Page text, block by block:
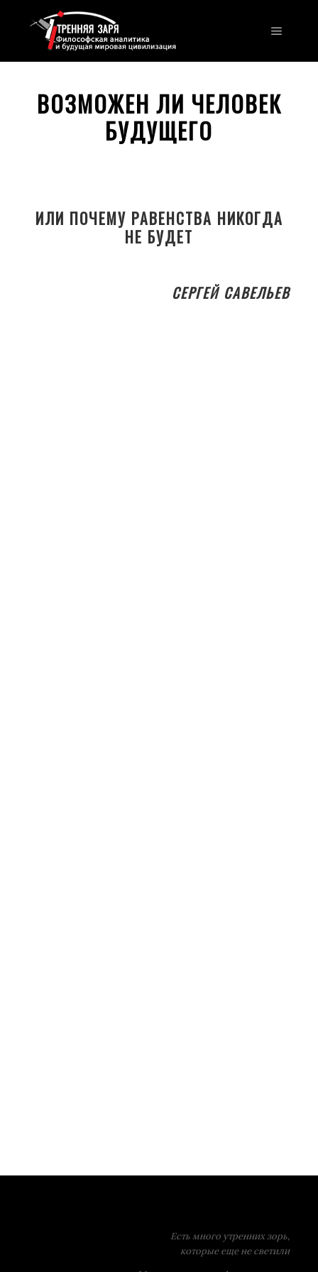
ВОЗМОЖЕН ЛИ ЧЕЛОВЕК
БУДУЩЕГО
ИЛИ ПОЧЕМУ РАВЕНСТВА НИКОГДА
НЕ БУДЕТ
СЕРГЕЙ САВЕЛЬЕВ
Есть много утренних зорь,
которые еще не светили